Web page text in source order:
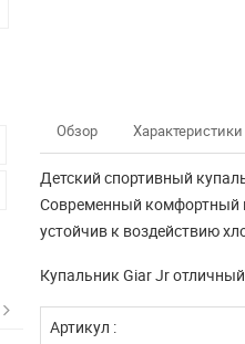
Обзор Характеристики
Детский спортивный
Современный комфортный
устойчив к воздействию
Купальник Giar Jrотличный
Артикул :